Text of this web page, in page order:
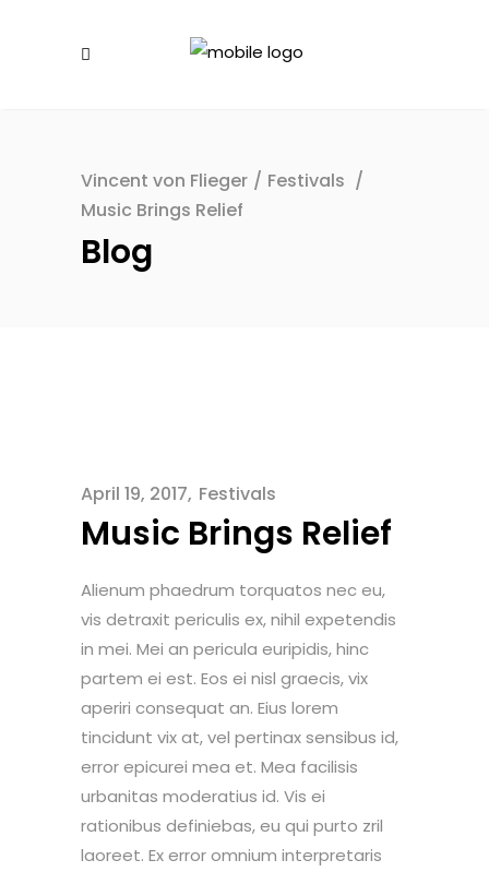
Vincent von Flieger / Festivals /
Music Brings Relief
Blog
April 19, 2017 Festivals
Music Brings Relief
Alienum phaedrum torquatos nec eu,
vis detraxit periculis ex, nihil expetendis
in mei. Mei an pericula euripidis, hinc
partem ei est. Eos ei nisl graecis, vix
aperiri consequat an. Eius lorem
tincidunt vix at, vel pertinax sensibus id,
error epicurei mea et. Mea facilisis
urbanitas moderatius id. Vis ei
rationibus definiebas, eu qui purto zril
laoreet. Ex error omnium interpretaris